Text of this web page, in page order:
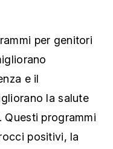
per genitori
e il
la salute
Questi programmi
positivi, la